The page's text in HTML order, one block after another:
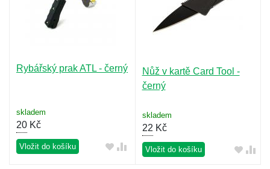
Rybářský prak ATL - černý
skladem
20 Kč
Vložit do košíku
Nůž v kartě Card Tool -
černý
skladem
22 Kč
Vložit do košíku